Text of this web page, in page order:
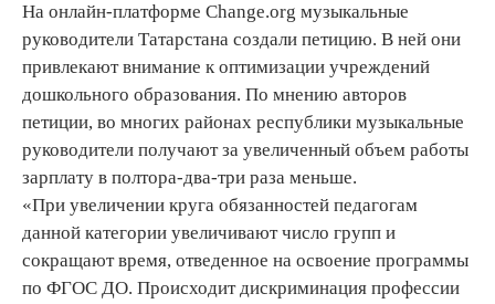
На онлайн-платформе Change.org музыкальные
руководители Татарстана создали петицию. В ней они
привлекают внимание к оптимизации учреждений
дошкольного образования. По мнению авторов
петиции, во многих районах республики музыкальные
руководители получают за увеличенный объем работы
зарплату в полтора-два-три раза меньше.
«При увеличении круга обязанностей педагогам
данной категории увеличивают число групп и
сокращают время, отведенное на освоение программы
по ФГОС ДО. Происходит дискриминация профессии